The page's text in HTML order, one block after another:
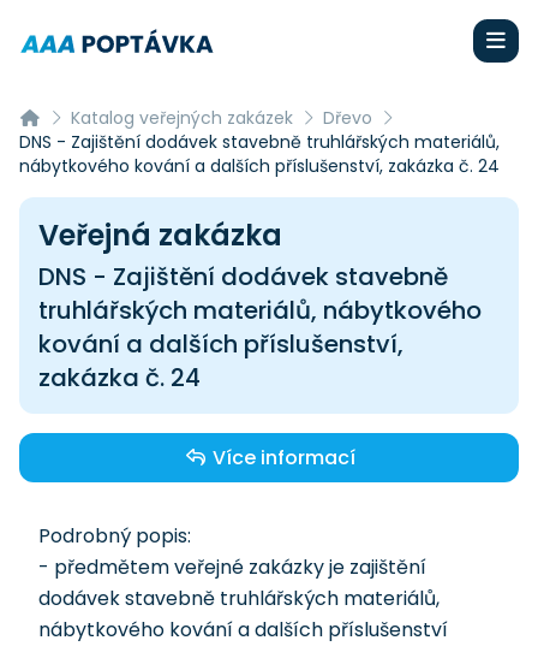
Katalog veřejných zakázek
Dřevo
DNS - Zajištění dodávek stavebně truhlářských materiálů,
nábytkového kování a dalších příslušenství, zakázka č. 24
Veřejná zakázka
DNS - Zajištění dodávek stavebně
truhlářských materiálů, nábytkového
kování a dalších příslušenství,
zakázka č. 24
Více informací
Podrobný popis:
- předmětem veřejné zakázky je zajištění
dodávek stavebně truhlářských materiálů,
nábytkového kování a dalších příslušenství